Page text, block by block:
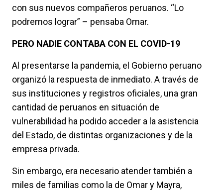
con sus nuevos compañeros peruanos. “Lo
podremos lograr” – pensaba Omar.
PERO NADIE CONTABA CON EL COVID-19
Al presentarse la pandemia, el Gobierno peruano
organizó la respuesta de inmediato. A través de
sus instituciones y registros oficiales, una gran
cantidad de peruanos en situación de
vulnerabilidad ha podido acceder a la asistencia
del Estado, de distintas organizaciones y de la
empresa privada.
Sin embargo, era necesario atender también a
miles de familias como la de Omar y Mayra,